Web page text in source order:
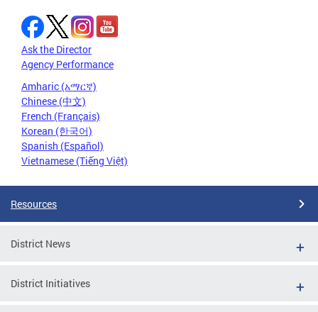
Ask the Director
Agency Performance
Amharic (አማርኛ)
Chinese (中文)
French (Français)
Korean (한국어)
Spanish (Español)
Vietnamese (Tiếng Việt)
Resources
District News
District Initiatives